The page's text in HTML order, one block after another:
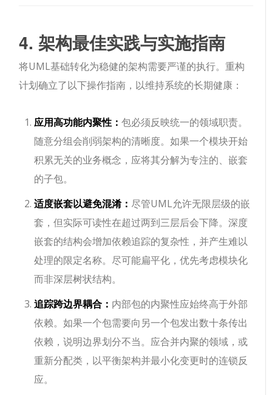
4. 架构最佳实践与实施指南
将UML基础转化为稳健的架构需要严谨的执行。重构
计划确立了以下操作指南，以维持系统的长期健康：
应用高功能内聚性：包必须反映统一的领域职责。
随意分组会削弱架构的清晰度。如果一个模块开始
积累无关的业务概念，应将其分解为专注的、嵌套
的子包。
适度嵌套以避免混淆： 尽管UML允许无限层级的嵌
套，但实际可读性在超过两到三层后会下降。深度
嵌套的结构会增加依赖追踪的复杂性，并产生难以
处理的限定名称。尽可能扁平化，优先考虑模块化
而非深层树状结构。
追踪跨边界耦合： 内部包的内聚性应始终高于外部
依赖。如果一个包需要向另一个包发出数十条传出
依赖，说明边界划分不当。应合并内聚的领域，或
重新分配类，以平衡架构并最小化变更时的连锁反
应。